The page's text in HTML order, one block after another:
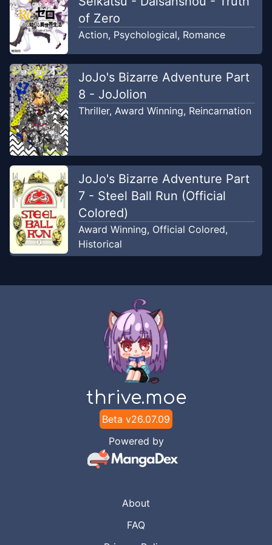
of Zero
Action, Psychological, Romance
JoJo's Bizarre Adventure Part
8 - JoJolion
Thriller, Award Winning, Reincarnation
JoJo's Bizarre Adventure Part
7 - Steel Ball Run (Official
Colored)
Award Winning, Official Colored,
Historical
thrive.moe
Beta v26.07.09
Powered by
About
FAQ